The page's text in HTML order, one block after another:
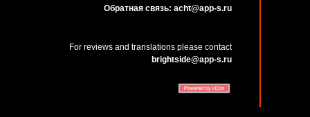
Обратная связь: acht@app-s.ru
For reviews and translations please contact
brightside@app-s.ru